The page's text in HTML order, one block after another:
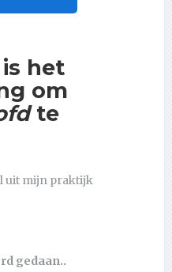
het
om
te
uit mijn praktijk
gedaan..